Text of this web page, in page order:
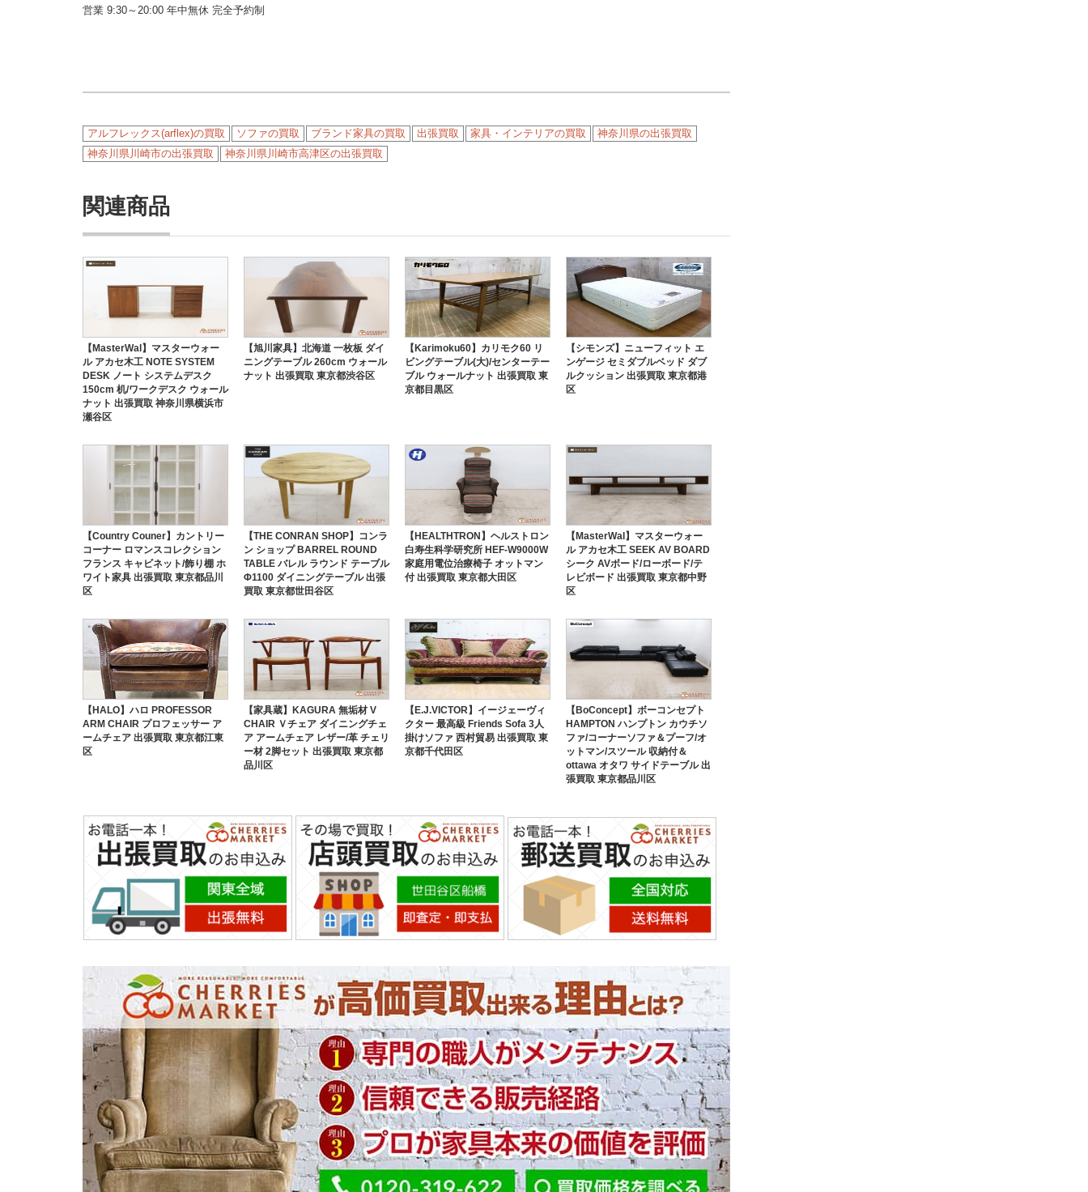
営業 9:30～20:00 年中無休 完全予約制
アルフレックス(arflex)の買取 ソファの買取 ブランド家具の買取 出張買取 家具・インテリアの買取
神奈川県の出張買取
神奈川県川崎市の出張買取
神奈川県川崎市高津区の出張買取
関連商品
【MasterWal】マスターウォー
ル アカセ木工 NOTE SYSTEM
DESK ノート システムデスク
150cm 机/ワークデスク ウォール
ナット 出張買取 神奈川県横浜市
瀬谷区
【旭川家具】北海道 一枚板 ダイ
ニングテーブル 260cm ウォール
ナット 出張買取 東京都渋谷区
【Karimoku60】カリモク60 リ
ビングテーブル(大)/センターテー
ブル ウォールナット 出張買取 東
京都目黒区
【シモンズ】ニューフィット エ
ンゲージ セミダブルベッド ダブ
ルクッション 出張買取 東京都港
区
【Country Couner】カントリー
コーナー ロマンスコレクション
フランス キャビネット/飾り棚 ホ
ワイト家具 出張買取 東京都品川
区
【THE CONRAN SHOP】コンラ
ン ショップ BARREL ROUND
TABLE バレル ラウンド テーブル
Φ1100 ダイニングテーブル 出張
買取 東京都世田谷区
【HEALTHTRON】ヘルストロン
白寿生科学研究所 HEF-W9000W
家庭用電位治療椅子 オットマン
付 出張買取 東京都大田区
【MasterWal】マスターウォー
ル アカセ木工 SEEK AV BOARD
シーク AVボード/ローボード/テ
レビボード 出張買取 東京都中野
区
【HALO】ハロ PROFESSOR
ARM CHAIR プロフェッサー ア
ームチェア 出張買取 東京都江東
区
【家具蔵】KAGURA 無垢材 V
CHAIR Ｖチェア ダイニングチェ
ア アームチェア レザー/革 チェリ
ー材 2脚セット 出張買取 東京都
品川区
【E.J.VICTOR】イージェーヴィ
クター 最高級 Friends Sofa 3人
掛けソファ 西村貿易 出張買取 東
京都千代田区
【BoConcept】ボーコンセプト
HAMPTON ハンプトン カウチソ
ファ/コーナーソファ＆プーフ/オ
ットマン/スツール 収納付＆
ottawa オタワ サイドテーブル 出
張買取 東京都品川区